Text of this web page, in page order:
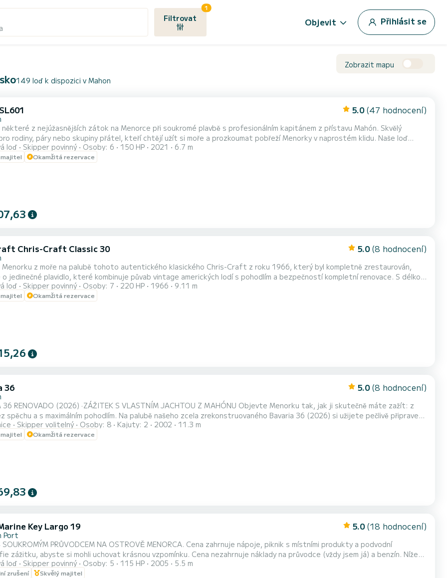
Filtrovat
1
Objevit Přihlásit se
Zobrazit mapu
149 loď k dispozici v Mahon
5.0 (47 hodnocení)
z nejúžasnějších zátok na Menorce při soukromé plavbě s profesionálním kapitánem z přístavu Mahón. Skvělý
rodiny, páry nebo skupiny přátel, kteří chtějí užít si moře a prozkoumat pobřeží Menorky v naprostém klidu. Naše loď
je otevřená loď o délce 6,7 metru, velmi pohodlná, stabilní a prostorná, ideální pro plavby po Menorce. Pohání ji motor
loď Skipper povinný Osoby: 6 150 HP 2021 6.7 m
Okamžitá rezervace
Chris-Craft Classic 30 5.0 (8 hodnocení)
z moře na palubě tohoto autentického klasického Chris-Craft z roku 1966, který byl kompletně zrestaurován,
jedinečné plavidlo, které kombinuje půvab vintage amerických lodí s pohodlím a bezpečností kompletní renovace. S délkou
široké venkovní prostory, velké sluneční palubu na přídi a pohodlnou záďovou kabinu, ideální pro relaxaci, užívání moře a
návštěvu nejlepších zátok ostrova. Plavidlo má vnitřní kajutu s odpočinkovou zónou na přídi, vnitřní stolek...
loď Skipper povinný Osoby: 7 220 HP 1966 9.11 m
Okamžitá rezervace
36 5.0 (8 hodnocení)
(2026) · ZÁŽITEK S VLASTNÍM JACHTOU Z MAHÓNU Objevte Menorku tak, jak ji skutečně máte zažít: z
pohodlím. Na palubě našeho zcela zrekonstruovaného Bavaria 36 (2026) si užijete pečlivě připravený
pro ty, kdo hledají víc než pouhý pronájem. ZREKONSTRUOVANÉ JACHTY PRO VAŠI RADOST Tento rok jsme
Skipper volitelný Osoby: 8 Kajuty: 2 2002 11.3 m
Okamžitá rezervace
Key Largo 19 5.0 (18 hodnocení)
Port
PRŮVODCEM NA OSTROVĚ MENORCA. Cena zahrnuje nápoje, piknik s místními produkty a podvodní
si mohli uchovat krásnou vzpomínku. Cena nezahrnuje náklady na průvodce (vždy jsem já) a benzín. Níže
€ Ceny benzínu: 4h.........50 € 6h........ 70 € 8h.........90 €
loď Skipper povinný Osoby: 5 115 HP 2005 5.5 m
zrušení Skvělý majitel